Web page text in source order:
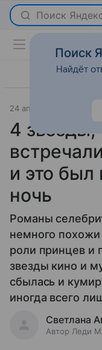
Поиск
24 апреля 2025
4 звезды,
и это был
ночь
Романы
немного похожи
роли принцев и
звезды кино и
сбылась и
иногда всего
Светлана
Автор Леди
Поиск
Найдёт